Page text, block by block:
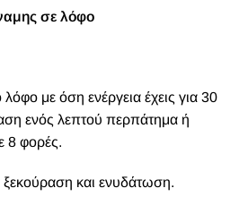
σε λόφο
με όση ενέργεια έχεις για 30
ενός λεπτού περπάτημα ή
8 φορές.
ξεκούραση και ενυδάτωση.